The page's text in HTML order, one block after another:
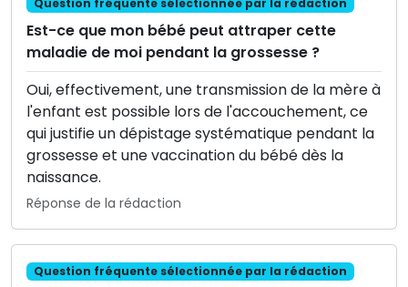
Est-ce que mon bébé peut attraper cette
maladie de moi pendant la grossesse ?
Oui, effectivement, une transmission de la mère à
l'enfant est possible lors de l'accouchement, ce
qui justifie un dépistage systématique pendant la
grossesse et une vaccination du bébé dès la
naissance.
Réponse de la rédaction
Question fréquente sélectionnée par la rédaction